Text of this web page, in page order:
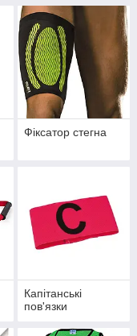
Фіксатор стегна
Капітанські
пов'язки